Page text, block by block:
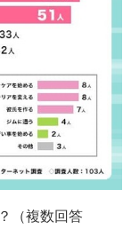
（複数回答